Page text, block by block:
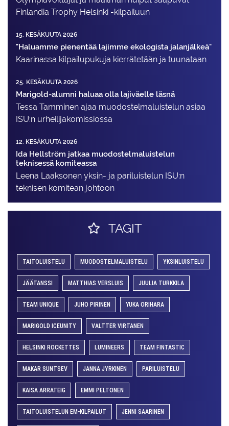
Finlandia Trophy Helsinki -kilpailuun
15. KESÄKUUTA 2026
"Haluamme pienentää lajimme ekologista jalanjälkeä"
Kaarinassa kilpailupukuja kierrätetään ja tuunataan
25. KESÄKUUTA 2026
Marigold-alumni haluaa olla lajiväelle läsnä
Tessa Tamminen ajaa muodostelma­luistelun asiaa
ISU:n urheilija­komissiossa
12. KESÄKUUTA 2026
Ida Hellström jatkaa muodostelmaluistelun
teknisessä komiteassa
Leena Laaksonen yksin- ja pariluistelun ISU:n
teknisen komitean johtoon
TAGIT
TAITOLUISTELU MUODOSTELMALUISTELU YKSINLUISTELU
JÄÄTANSSI MATTHIAS VERSLUIS JUULIA TURKKILA
TEAM UNIQUE JUHO PIRINEN YUKA ORIHARA
MARIGOLD ICEUNITY VALTTER VIRTANEN
HELSINKI ROCKETTES LUMINEERS TEAM FINTASTIC
MAKAR SUNTSEV JANNA JYRKINEN PARILUISTELU
KAISA ARRATEIG EMMI PELTONEN
TAITOLUISTELUN EM-KILPAILUT JENNI SAARINEN